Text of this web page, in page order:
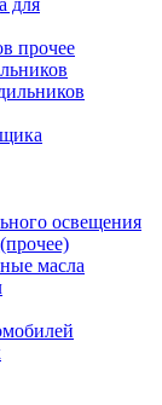
для
прочее
освещения
масла